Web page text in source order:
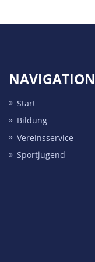
NAVIGATION
Start
Bildung
Vereins­service
Sport­jugend